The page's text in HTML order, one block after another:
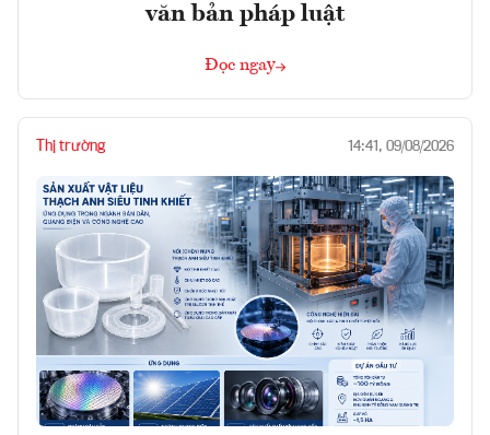
văn bản pháp luật
Đọc ngay
Thị trường 14:41, 09/08/2026